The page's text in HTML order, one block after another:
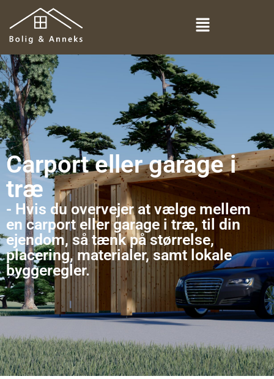
Carport eller garage i
træ
- Hvis du overvejer at vælge mellem
en carport eller garage i træ, til din
ejendom, så tænk på størrelse,
placering, materialer, samt lokale
byggeregler.